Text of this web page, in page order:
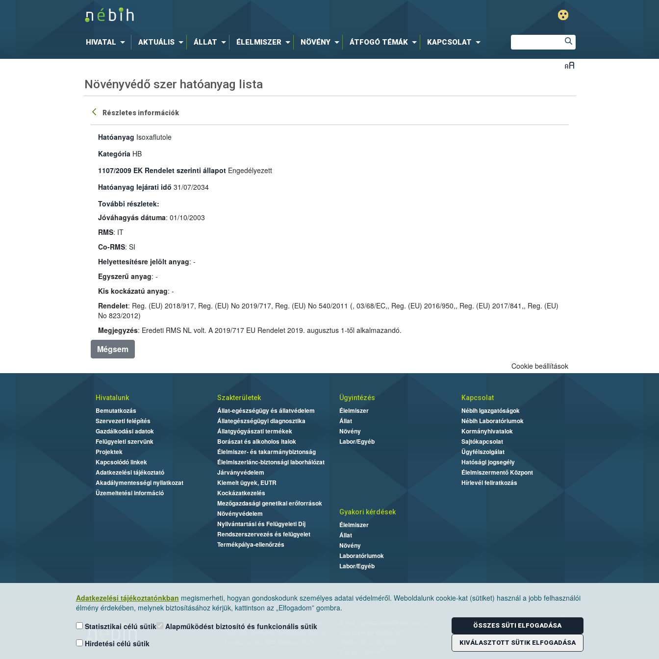
HIVATAL AKTUÁLIS ÁLLAT ÉLELMISZER NÖVÉNY ÁTFOGÓ TÉMÁK KAPCSOLAT
Növényvédő szer hatóanyag lista
Részletes információk
Hatóanyag Isoxaflutole
Kategória HB
1107/2009 EK Rendelet szerinti állapot Engedélyezett
Hatóanyag lejárati idő 31/07/2034
További részletek:
Jóváhagyás dátuma: 01/10/2003
RMS: IT
Co-RMS: SI
Helyettesítésre jelölt anyag: -
Egyszerű anyag: -
Kis kockázatú anyag: -
Rendelet: Reg. (EU) 2018/917, Reg. (EU) No 2019/717, Reg. (EU) No 540/2011 (, 03/68/EC,, Reg. (EU) 2016/950,, Reg. (EU) 2017/841,, Reg. (EU)
No 823/2012)
Megjegyzés
: Eredeti RMS NL volt. A 2019/717 EU Rendelet 2019. augusztus 1-től alkalmazandó.
Mégsem
Adatkezelési tájékoztatónkban megismerheti, hogyan gondoskodunk személyes adatai védelméről. Weboldalunk cookie-kat (sütiket) használ a jobb felhasználói
élmény érdekében, melynek biztosításához kérjük, kattintson az „Elfogadom” gombra.
Statisztikai célú sütik
Hirdetési célú sütik
Alapműködést biztosító és funkcionális sütik ÖSSZES SÜTI ELFOGADÁSA
KIVÁLASZTOTT SÜTIK ELFOGADÁSA
Cookie beállítások
Hivatalunk
Bemutatkozás
Szervezeti felépítés
Gazdálkodási adatok
Felügyeleti szervünk
Projektek
Kapcsolódó linkek
Adatkezelési tájékoztató
Akadálymentességi nyilatkozat
Üzemeltetési információ
Szakterületek
Állat-egészségügy és állatvédelem
Állategészségügyi diagnosztika
Állatgyógyászati termékek
Borászat és alkoholos italok
Élelmiszer- és takarmánybiztonság
Élelmiszerlánc-biztonsági laborhálózat
Járványvédelem
Kiemelt ügyek, EUTR
Kockázatkezelés
Mezőgazdasági genetikai erőforrások
Növényvédelem
Nyilvántartási és Felügyeleti Díj
Rendszerszervezés és felügyelet
Termékpálya-ellenőrzés
Ügyintézés
Élelmiszer
Állat
Növény
Labor/Egyéb
Kapcsolat
Nébih Igazgatóságok
Nébih Laboratóriumok
Kormányhivatalok
Sajtókapcsolat
Ügyfélszolgálat
Hatósági jogsegély
Élelmiszermentő Központ
Hírlevél feliratkozás
Gyakori kérdések
Élelmiszer
Állat
Növény
Laboratóriumok
Labor/Egyéb
Nemzeti Élelmiszerlánc-biztonsági Hivatal